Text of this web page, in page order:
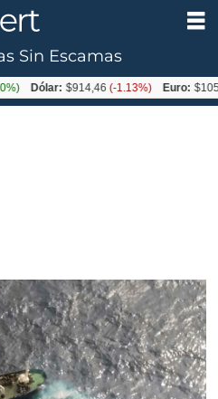
Sin Escamas
$914,46(-1.13%) Euro: $1054,01(-